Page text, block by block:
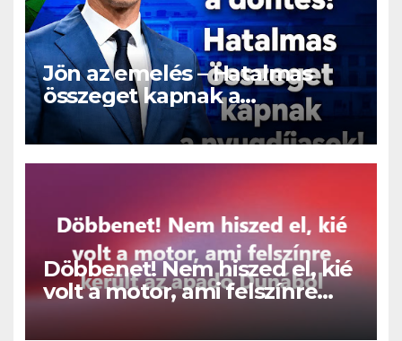
Jön az emelés – Hatalmas
összeget kapnak a
nyugdíjasok!
Döbbenet! Nem hiszed el, kié
volt a motor, ami felszínre
került az apadó Dunából